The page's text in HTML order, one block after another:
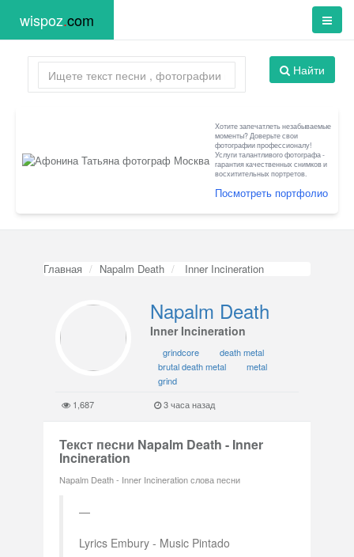
wispoz.com
Найти
Хотите запечатлеть незабываемые
моменты? Доверьте свои
фотографии профессионалу!
Услуги талантливого фотографа -
гарантия качественных снимков и
восхитительных портретов.
Посмотреть портфолио
Главная Napalm Death Inner Incineration
Napalm Death
Inner Incineration
grindcore
death metal
brutal death metal
metal
grind
1,687
3 часа назад
Текст песни Napalm Death - Inner
Incineration
Napalm Death - Inner Incineration слова песни
Lyrics Embury - Music Pintado